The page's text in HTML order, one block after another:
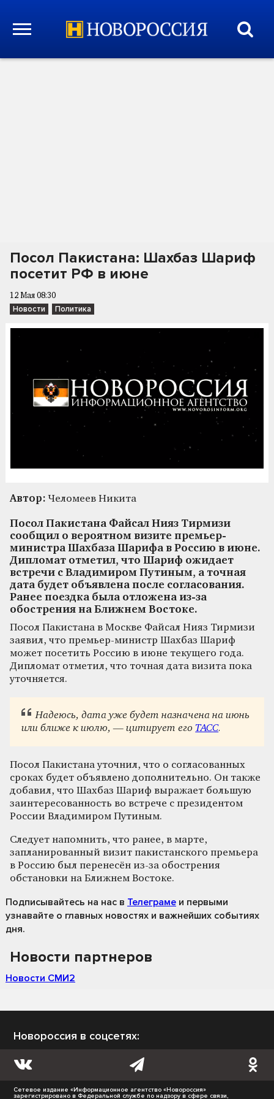
Посол Пакистана: Шахбаз Шариф
посетит РФ в июне
12 Мая 08:30
Новости Политика
Автор: Челомеев Никита
Посол Пакистана Файсал Нияз Тирмизи
сообщил о вероятном визите премьер-
министра Шахбаза Шарифа в Россию в июне.
Дипломат отметил, что Шариф ожидает
встречи с Владимиром Путиным, а точная
дата будет объявлена после согласования.
Ранее поездка была отложена из-за
обострения на Ближнем Востоке.
Посол Пакистана в Москве Файсал Нияз Тирмизи
заявил, что премьер-министр Шахбаз Шариф
может посетить Россию в июне текущего года.
Дипломат отметил, что точная дата визита пока
уточняется.
Надеюсь, дата уже будет назначена на июнь
или ближе к июлю, — цитирует его ТАСС.
Посол Пакистана уточнил, что о согласованных
сроках будет объявлено дополнительно. Он также
добавил, что Шахбаз Шариф выражает большую
заинтересованность во встрече с президентом
России Владимиром Путиным.
Следует напомнить, что ранее, в марте,
запланированный визит пакистанского премьера
в Россию был перенесён из-за обострения
обстановки на Ближнем Востоке.
Подписывайтесь на нас в Телеграме и первыми
узнавайте о главных новостях и важнейших событиях
дня.
Новости партнеров
Новости СМИ2
Новороссия в соцсетях:
Сетевое издание «Информационное агентство «Новороссия»
зарегистрировано в Федеральной службе по надзору в сфере связи,